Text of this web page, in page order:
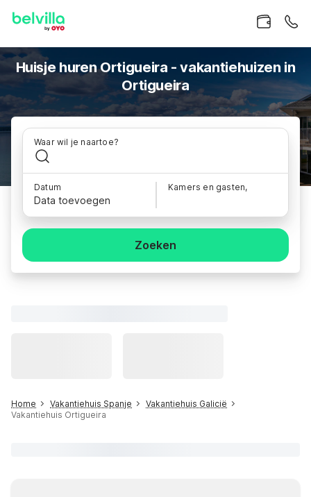
Huisje huren Ortigueira - vakantiehuizen in
Ortigueira
Waar wil je naartoe?
Datum
Data toevoegen
Kamers en gasten,
Zoeken
Home Vakantiehuis Spanje
Vakantiehuis Galicië
Vakantiehuis Ortigueira